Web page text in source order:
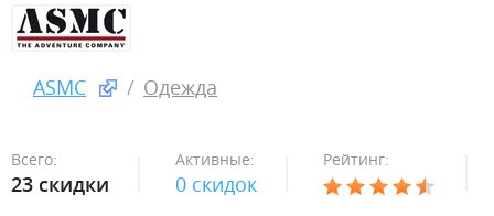
ASMC Одежда
Всего:
23 скидки
Активные:
0 скидок
Рейтинг: